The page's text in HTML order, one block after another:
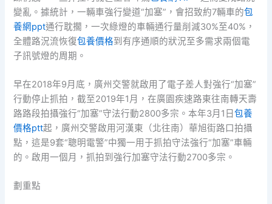
變亂。據統計，一輛車強行變道“加塞”，會招致約7輛車的包
養網ppt通行耽擱，一次綠燈的車輛通行量削減30%至40%，
全體路況流恢復包養價格到有序通順的狀況至多需求兩個電
子訊號燈的周期。
早在2018年9月底，廣州交警就啟用了電子差人對強行“加塞”
行動停止抓拍，截至2019年1月，在廣園疾速路東往南轉天壽
路路段拍攝強行“加塞”守法行動2800多宗。本年3月1日包養
價格ptt起，廣州交警啟用河漢東（北往南）華旭街路口拍攝
點，這是9套“聰明電警”中獨一用于抓拍守法強行“加塞”車輛
的。啟用一個月，抓拍到強行加塞守法行動2700多宗。
劃重點